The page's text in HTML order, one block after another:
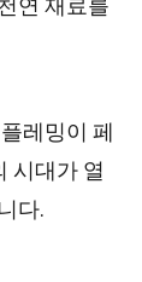
연 재료를
레밍이 페
시대가 열
다.